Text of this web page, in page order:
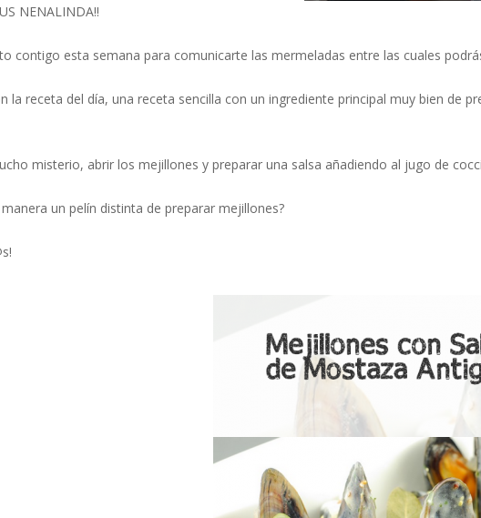
NENALINDA!!
contigo esta semana para comunicarte las mermeladas entre las cuales
la receta del día, una receta sencilla con un ingrediente principal muy bien de
misterio, abrir los mejillones y preparar una salsa añadiendo al jugo de
un pelín distinta de preparar mejillones?